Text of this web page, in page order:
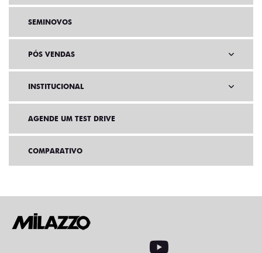
SEMINOVOS
PÓS VENDAS
INSTITUCIONAL
AGENDE UM TEST DRIVE
COMPARATIVO